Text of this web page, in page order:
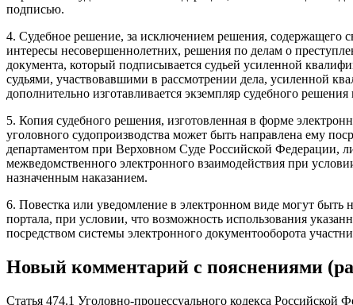
подписью.
4. Судебное решение, за исключением решения, содержащего
интересы несовершеннолетних, решения по делам о
документа, который подписывается судьей усиленной
судьями, участвовавшими в рассмотрении дела, усиленной
дополнительно изготавливается экземпляр судебного
5. Копия судебного решения, изготовленная в форме
уголовного судопроизводства может быть направлена ему
департаментом при Верховном Суде Российской Федерации,
межведомственного электронного взаимодействия при
назначенным наказанием.
6. Повестка или уведомление в электронном виде могут быть
портала, при условии, что возможность использования
посредством системы электронного документооборота
Новый комментарий с пояснениями
Статья 474.1 Уголовно-процессуального кодекса Российской